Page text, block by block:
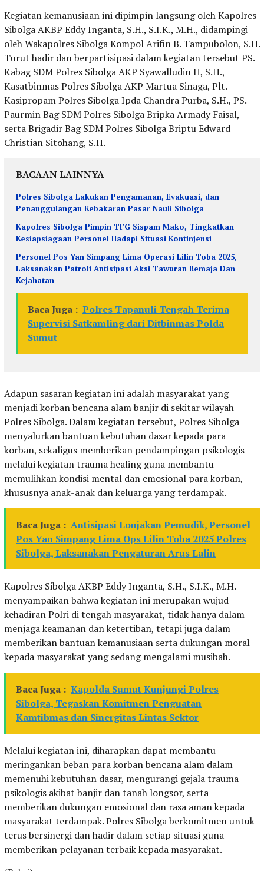
Kegiatan kemanusiaan ini dipimpin langsung oleh Kapolres
Sibolga AKBP Eddy Inganta, S.H., S.I.K., M.H., didampingi
oleh Wakapolres Sibolga Kompol Arifin B. Tampubolon, S.H.
Turut hadir dan berpartisipasi dalam kegiatan tersebut PS.
Kabag SDM Polres Sibolga AKP Syawalludin H, S.H.,
Kasatbinmas Polres Sibolga AKP Martua Sinaga, Plt.
Kasipropam Polres Sibolga Ipda Chandra Purba, S.H., PS.
Paurmin Bag SDM Polres Sibolga Bripka Armady Faisal,
serta Brigadir Bag SDM Polres Sibolga Briptu Edward
Christian Sitohang, S.H.
BACAAN LAINNYA
Polres Sibolga Lakukan Pengamanan, Evakuasi, dan
Penanggulangan Kebakaran Pasar Nauli Sibolga
Kapolres Sibolga Pimpin TFG Sispam Mako, Tingkatkan
Kesiapsiagaan Personel Hadapi Situasi Kontinjensi
Personel Pos Yan Simpang Lima Operasi Lilin Toba 2025,
Laksanakan Patroli Antisipasi Aksi Tawuran Remaja Dan
Kejahatan
Baca Juga : Polres Tapanuli Tengah Terima
Supervisi Satkamling dari Ditbinmas Polda
Sumut
Adapun sasaran kegiatan ini adalah masyarakat yang
menjadi korban bencana alam banjir di sekitar wilayah
Polres Sibolga. Dalam kegiatan tersebut, Polres Sibolga
menyalurkan bantuan kebutuhan dasar kepada para
korban, sekaligus memberikan pendampingan psikologis
melalui kegiatan trauma healing guna membantu
memulihkan kondisi mental dan emosional para korban,
khususnya anak-anak dan keluarga yang terdampak.
Baca Juga : Antisipasi Lonjakan Pemudik, Personel
Pos Yan Simpang Lima Ops Lilin Toba 2025 Polres
Sibolga, Laksanakan Pengaturan Arus Lalin
Kapolres Sibolga AKBP Eddy Inganta, S.H., S.I.K., M.H.
menyampaikan bahwa kegiatan ini merupakan wujud
kehadiran Polri di tengah masyarakat, tidak hanya dalam
menjaga keamanan dan ketertiban, tetapi juga dalam
memberikan bantuan kemanusiaan serta dukungan moral
kepada masyarakat yang sedang mengalami musibah.
Baca Juga : Kapolda Sumut Kunjungi Polres
Sibolga, Tegaskan Komitmen Penguatan
Kamtibmas dan Sinergitas Lintas Sektor
Melalui kegiatan ini, diharapkan dapat membantu
meringankan beban para korban bencana alam dalam
memenuhi kebutuhan dasar, mengurangi gejala trauma
psikologis akibat banjir dan tanah longsor, serta
memberikan dukungan emosional dan rasa aman kepada
masyarakat terdampak. Polres Sibolga berkomitmen untuk
terus bersinergi dan hadir dalam setiap situasi guna
memberikan pelayanan terbaik kepada masyarakat.